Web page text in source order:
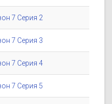
7 Серия 2
7 Серия 3
7 Серия 4
7 Серия 5